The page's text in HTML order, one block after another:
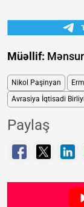
Müəllif:
Nikol Paşinyan
Avrasiya İqtisadi Birliyi
Paylaş